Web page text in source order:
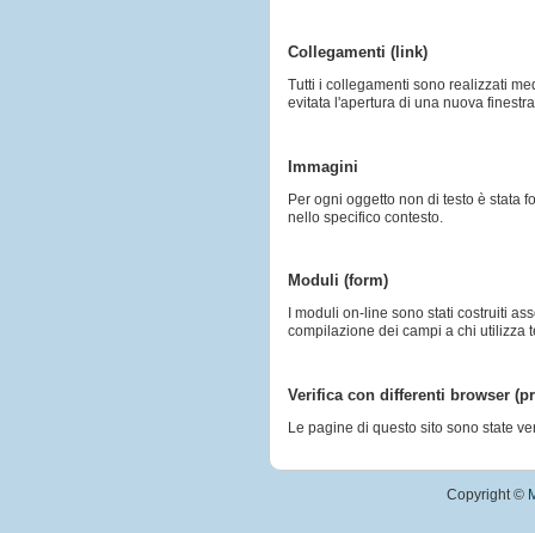
Collegamenti (link)
Tutti i collegamenti sono realizzati
evitata l'apertura di una nuova
Immagini
Per ogni oggetto non di testo è stata
nello specifico contesto.
Moduli (form)
I moduli on-line sono stati costruiti
compilazione dei campi a chi utilizza
Verifica con differenti browser
Le pagine di questo sito sono state
Copyright ©